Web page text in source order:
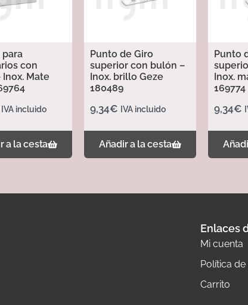
para
con
Mate
IVA incluido
a la cesta
Punto de Giro
superior con bulón –
Inox. brillo Geze
180489
9,34€ IVA incluido
Añadir a la cesta
Punto
Inox.
169774
9,34€
Enlaces
Mi cuenta
Política
Carrito